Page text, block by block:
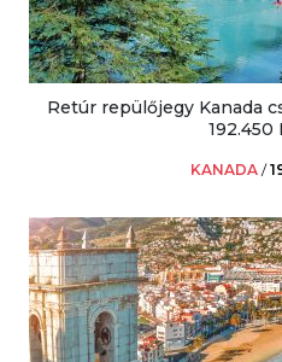
Retúr repülőjegy Kanada
192.450
KANADA /